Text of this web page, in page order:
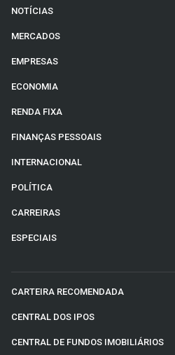
NOTÍCIAS
MERCADOS
EMPRESAS
ECONOMIA
RENDA FIXA
FINANÇAS PESSOAIS
INTERNACIONAL
POLÍTICA
CARREIRAS
ESPECIAIS
CARTEIRA RECOMENDADA
CENTRAL DOS IPOS
CENTRAL DE FUNDOS IMOBILIÁRIOS